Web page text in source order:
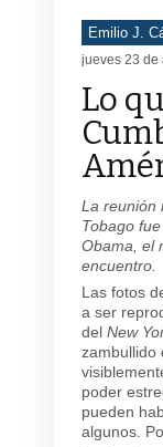
Emilio J.
jueves 23 de
Lo
La reunión
Tobago
Obama, el
encuentro.
Las fotos
a ser
del New
zambullido
poder
pueden
algunos.